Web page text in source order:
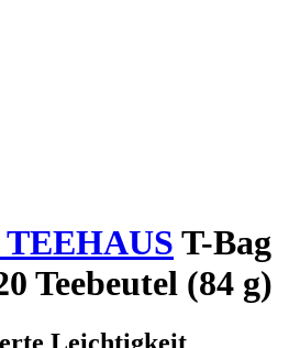
T-Bag
Teebeutel (84 g)